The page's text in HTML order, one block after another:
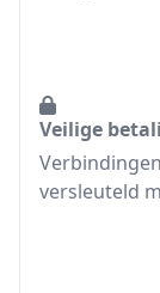
Veilige
versleuteld